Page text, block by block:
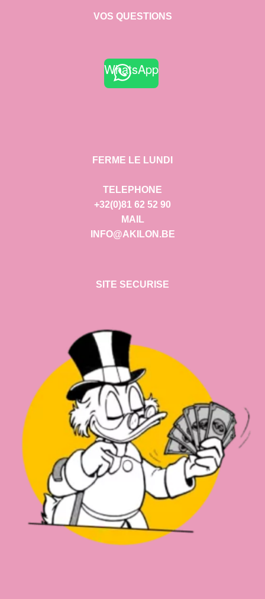
VOS QUESTIONS
WhatsApp
FERME LE LUNDI
TELEPHONE
+32(0)81 62 52 90
MAIL
INFO@AKILON.BE
SITE SECURISE